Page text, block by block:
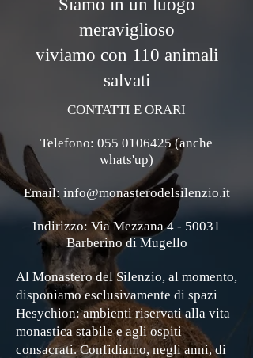
Siamo in un luogo
meraviglioso
viviamo con 110 animali
salvati
CONTATTI E ORARI
Telefono: 055 0106425 (anche
whats'up)
Email: info@monasterodelsilenzio.it
Indirizzo: Via Mezzana 4 - 50031
Barberino di Mugello
Al Monastero del Silenzio, al momento,
disponiamo esclusivamente di spazi
Hesychion: ambienti riservati alla vita
monastica stabile e agli ospiti
consacrati.Confidiamo, negli anni, di